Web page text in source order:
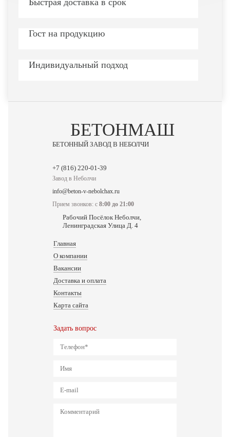
Быстрая доставка в срок
Гост на продукцию
Индивидуальный подход
БЕТОНМАШ
БЕТОННЫЙ ЗАВОД В НЕБОЛЧИ
Завод в Неболчи
info@beton-v-nebolchax.ru
Прием звонков: с 8:00 до 21:00
Рабочий Посёлок Неболчи,
Ленинградская Улица Д. 4
Главная
О компании
Вакансии
Доставка и оплата
Контакты
Карта сайта
Задать вопрос